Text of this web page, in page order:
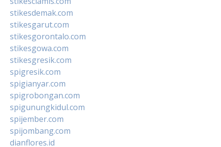
stikesdemak.com
stikesgarut.com
stikesgorontalo.com
stikesgowa.com
stikesgresik.com
spigresik.com
spigianyar.com
spigrobongan.com
spigunungkidul.com
spijember.com
spijombang.com
dianflores.id